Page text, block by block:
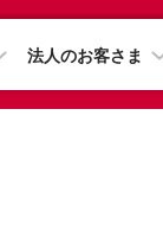
法人のお客さま